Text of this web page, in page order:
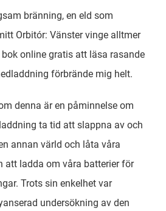
bränning, en eld som
Orbitór: Vänster vinge alltmer
online gratis att läsa rasande
förbrände mig helt.
denna är en påminnelse om
ta tid att slappna av och
annan värld och låta våra
att ladda om våra batterier för
Trots sin enkelhet var
undersökning av den